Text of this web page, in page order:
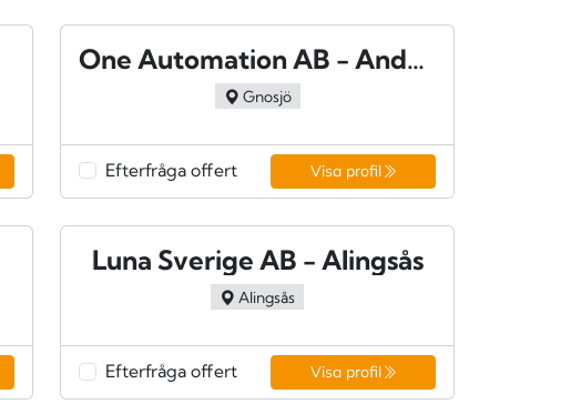
One Automation AB - Anderstorp
Gnosjö
Efterfråga offert Visa profil
Luna Sverige AB - Alingsås
Alingsås
Efterfråga offert Visa profil